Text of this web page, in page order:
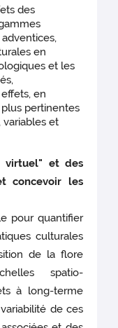
des
en
et les
en
pertinentes
variables et
virtuel" et des
concevoir les
pour quantifier
culturales
de la flore
spatio-
à long-terme
de ces